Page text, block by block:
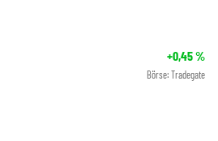
+0,45%
Börse: Tradegate